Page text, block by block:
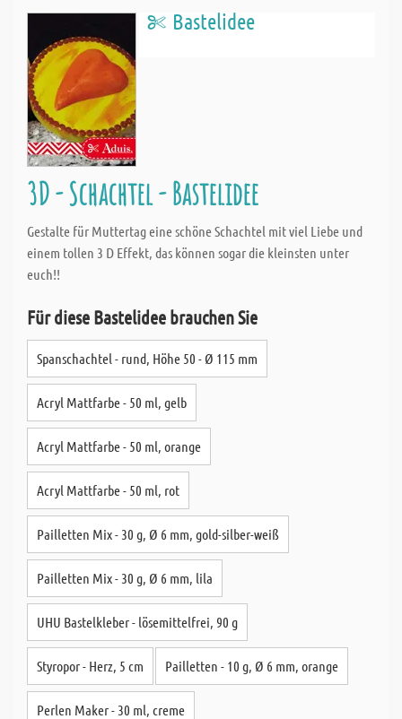
Bastelidee
3D - Schachtel - Bastelidee
Gestalte für Muttertag eine schöne Schachtel mit viel Liebe und
einem tollen 3 D Effekt, das können sogar die kleinsten unter
euch!!
Für diese Bastelidee brauchen Sie
Spanschachtel - rund, Höhe 50 - Ø 115 mm
Acryl Mattfarbe - 50 ml, gelb
Acryl Mattfarbe - 50 ml, orange
Acryl Mattfarbe - 50 ml, rot
Pailletten Mix - 30 g, Ø 6 mm, gold-silber-weiß
Pailletten Mix - 30 g, Ø 6 mm, lila
UHU Bastelkleber - lösemittelfrei, 90 g
Styropor - Herz, 5 cm Pailletten - 10 g, Ø 6 mm, orange
Perlen Maker - 30 ml, creme